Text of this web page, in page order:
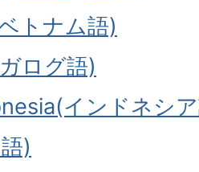
トナム語)
ログ語)
インドネシ
)